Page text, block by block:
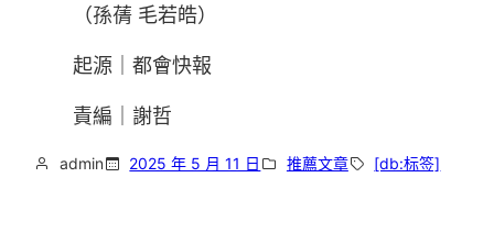
（孫蒨 毛若皓）
起源｜都會快報
責編｜謝哲
admin 2025 年 5 月 11 日 推薦文章 [db:标签]